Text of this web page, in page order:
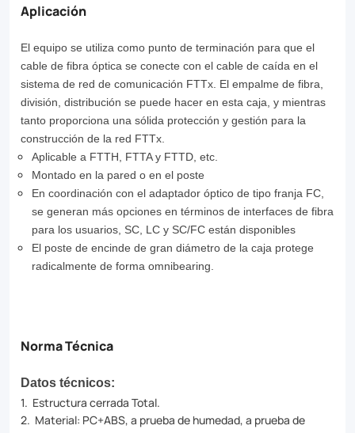
and
management
for
the
FTTx
network
building.
Aplicación
El equipo se utiliza como punto de terminación para que el
cable de fibra óptica se conecte con el cable de caída en el
sistema de red de comunicación FTTx. El empalme de fibra,
división, distribución se puede hacer en esta caja, y mientras
tanto proporciona una sólida protección y gestión para la
construcción de la red FTTx.
Aplicable a FTTH, FTTA y FTTD, etc.
Montado en la pared o en el poste
En coordinación con el adaptador óptico de tipo franja FC,
se generan más opciones en términos de interfaces de fibra
para los usuarios, SC, LC y SC/FC están disponibles
El poste de encinde de gran diámetro de la caja protege
radicalmente de forma omnibearing.
Norma Técnica
Datos técnicos:
1. Estructura cerrada Total.
2. Material: PC+ABS, a prueba de humedad, a prueba de